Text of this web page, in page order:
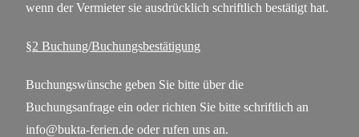
wenn der Vermieter sie ausdrücklich schriftlich bestätigt hat.
§2 Buchung/Buchungsbestätigung
Buchungswünsche geben Sie bitte über die
Buchungsanfrage ein oder richten Sie bitte schriftlich an
info@bukta-ferien.de oder rufen uns an.